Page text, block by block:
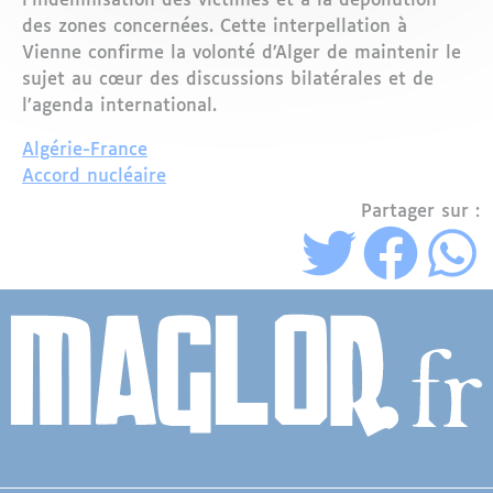
des zones concernées. Cette interpellation à
Vienne confirme la volonté d’Alger de maintenir le
sujet au cœur des discussions bilatérales et de
l’agenda international.
Algérie-France
Accord nucléaire
Partager sur :